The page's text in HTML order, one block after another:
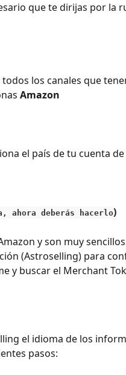
que te dirijas por la
los canales que
Amazon
el país de tu cuenta de
ahora deberás hacerlo)
y son muy
(Astroselling) para
y buscar el Merchant
el idioma de los
pasos: